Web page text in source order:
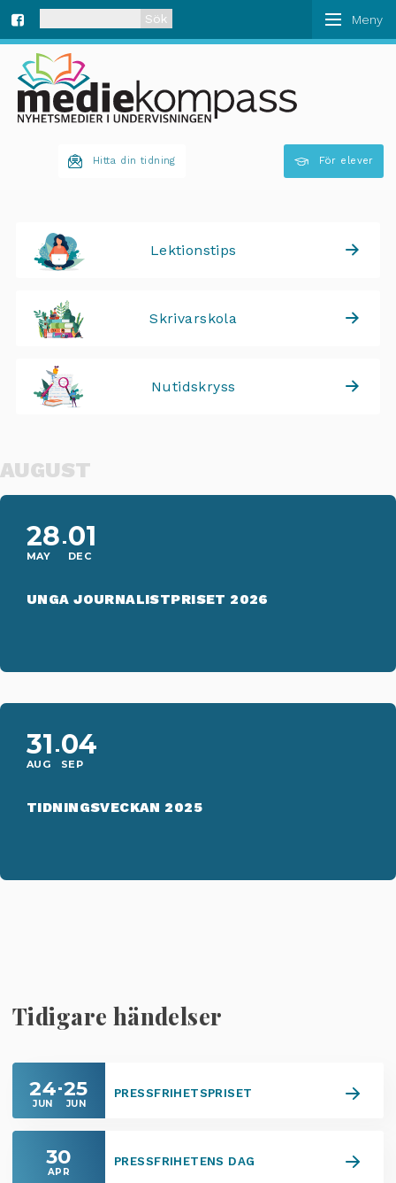
ce
När automatisk komplettering av resultat är
Hitta din tidning För elever
Lektionstips
Skrivarskola
Nutidskryss
AUGUST
28
MAY
01
DEC
UNGA JOURNALISTPRISET 2026
31
AUG
04
SEP
TIDNINGSVECKAN 2025
Tidigare händelser
24
JUN
25
JUN
PRESSFRIHETSPRISET
30
APR
PRESSFRIHETENS DAG